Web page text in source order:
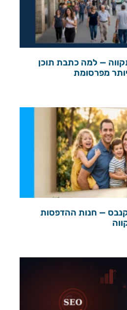
— למה כתבת תוכן
מפרסומת
קנבס — חנות ההדפסות